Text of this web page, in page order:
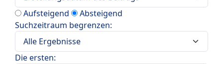
Aufsteigend
Absteigend
Suchzeitraum begrenzen:
Die ersten: